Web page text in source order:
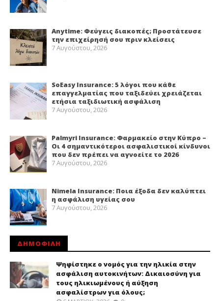
Anytime: Φεύγεις διακοπές; Προστάτευσε
την επιχείρησή σου πριν κλείσεις
7 Αυγούστου, 2026
SoEasy Insurance: 5 λόγοι που κάθε
επαγγελματίας που ταξιδεύει χρειάζεται
ετήσια ταξιδιωτική ασφάλιση
7 Αυγούστου, 2026
Palmyri Insurance: Φαρμακείο στην Κύπρο –
Οι 4 σημαντικότεροι ασφαλιστικοί κίνδυνοι
που δεν πρέπει να αγνοείτε το 2026
7 Αυγούστου, 2026
Nimela Insurance: Ποια έξοδα δεν καλύπτει
η ασφάλιση υγείας σου
7 Αυγούστου, 2026
ΔΗΜΟΦΙΛΗ
Ψηφίστηκε ο νομός για την ηλικία στην
ασφάλιση αυτοκινήτων: Δικαιοσύνη για
τους ηλικιωμένους ή αύξηση
ασφαλίστρων για όλους;